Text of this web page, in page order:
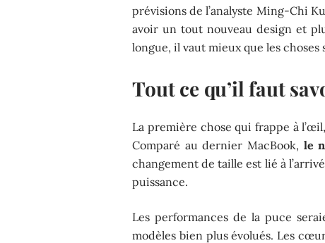
prévisions de l’analyste Ming-Chi
avoir un tout nouveau design et
longue, il vaut mieux que les choses
Tout ce qu’il faut
La première chose qui frappe à
Comparé au dernier MacBook, le
changement de taille est lié à
puissance.
Les performances de la puce
modèles bien plus évolués. Les